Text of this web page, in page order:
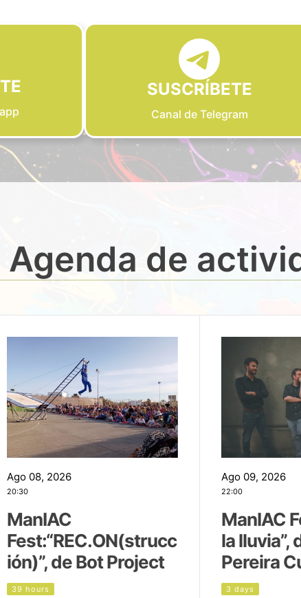
SUSCRÍBETE
Canal de Telegram
Agenda de
Ago 08, 2026
20:30
ManIAC
Fest:“REC.ON(strucc
ión)”, de Bot Project
39 hours
Ago 09, 2026
22:00
ManIAC
la lluvia”,
Pereira
3 days